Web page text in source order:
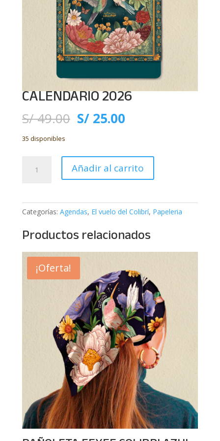
CALENDARIO 2026
S/49.00 El
precio
era:
S/ 49.00.
S/25.00El
es:
S/ 25.00.
35 disponibles
2026
Añadir al carrito
Categorías: Agendas, El vuelo del Colibrí, Papeleria
Productos relacionados
¡Oferta!